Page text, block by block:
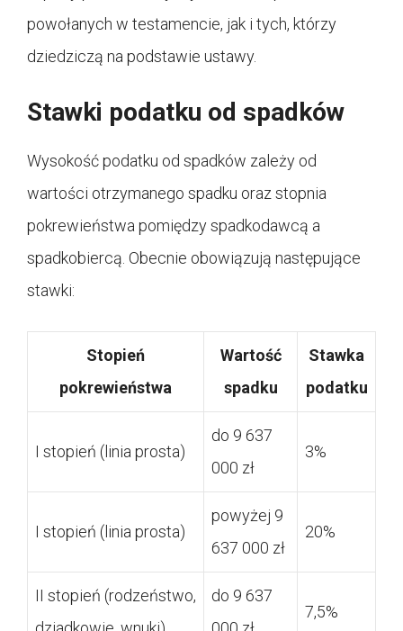
powołanych w testamencie, jak i tych, którzy
dziedziczą na podstawie ustawy.
Stawki podatku od spadków
Wysokość podatku od spadków zależy od
wartości otrzymanego spadku oraz stopnia
pokrewieństwa pomiędzy spadkodawcą a
spadkobiercą. Obecnie obowiązują następujące
stawki:
Stopień
pokrewieństwa
Wartość
spadku
Stawka
podatku
I stopień (linia prosta)
do 9 637
000 zł
3%
I stopień (linia prosta)
powyżej 9
637 000 zł
20%
II stopień (rodzeństwo,
do 9 637
7,5%